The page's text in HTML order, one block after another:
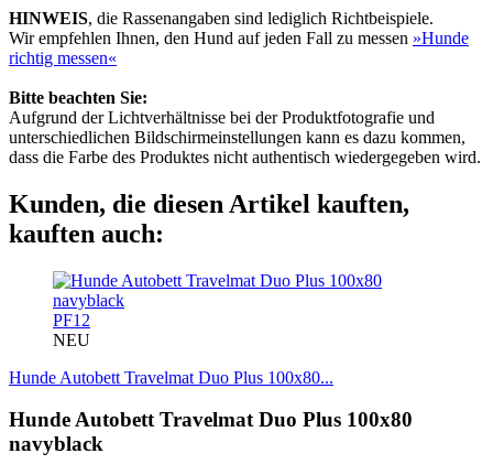
HINWEIS, die Rassenangaben sind lediglich Richtbeispiele.
Wir empfehlen Ihnen, den Hund auf jeden Fall zu messen »Hunde
richtig messen«
Bitte beachten Sie:
Aufgrund der Lichtverhältnisse bei der Produktfotografie und
unterschiedlichen Bildschirmeinstellungen kann es dazu kommen,
dass die Farbe des Produktes nicht authentisch wiedergegeben wird.
Kunden, die diesen Artikel kauften,
kauften auch:
PF12
NEU
Hunde Autobett Travelmat Duo Plus 100x80...
Hunde Autobett Travelmat Duo Plus 100x80
navyblack